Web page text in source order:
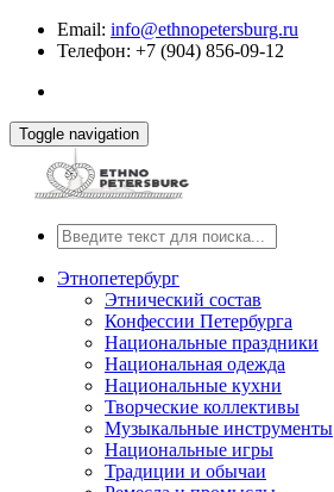
Email: info@ethnopetersburg.ru
Телефон: +7 (904) 856-09-12
Toggle navigation
Этнопетербург
Этнический состав
Конфессии Петербурга
Национальные праздники
Национальная одежда
Национальные кухни
Творческие коллективы
Музыкальные инструменты
Национальные игры
Традиции и обычаи